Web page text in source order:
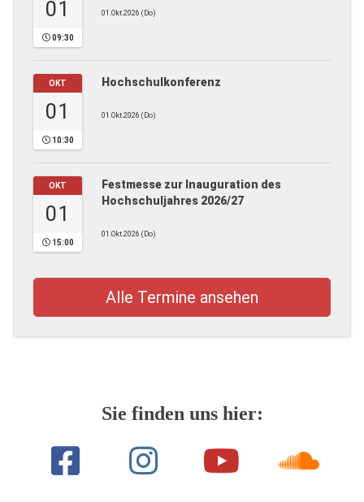
01
09:30
01.Okt.2026 (Do)
OKT
01
10:30
Hochschulkonferenz
01.Okt.2026 (Do)
OKT
01
15:00
Festmesse zur Inauguration des
Hochschuljahres 2026/27
01.Okt.2026 (Do)
Alle Termine ansehen
Sie finden uns hier: